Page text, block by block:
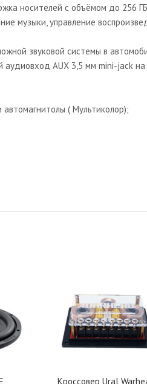
носителей с объёмом до 256
музыки, управление
звуковой системы в
аудиовход AUX 3,5 мм mini-
( Мультиколор);
Кроссовер Ural